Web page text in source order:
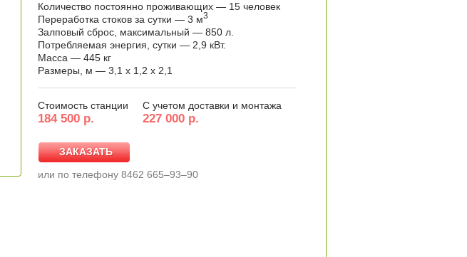
Количество постоянно проживающих — 15 человек
Переработка стоков за сутки — 3 м3
Залповый сброс, максимальный — 850 л.
Потребляемая энергия, сутки — 2,9 кВт.
Масса — 445 кг
Размеры, м — 3,1 x 1,2 x 2,1
Стоимость станции С учетом доставки и монтажа
184 500 р. 227 000 р.
ЗАКАЗАТЬ
ЗАКАЗАТЬ
или по телефону 8462 665–93–90